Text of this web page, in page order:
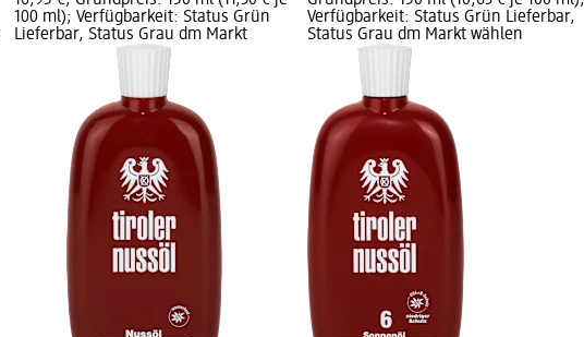
100 ml); Verfügbarkeit: Status Grün
Lieferbar, Status Grau dm Markt
Verfügbarkeit: Status Grün Lieferbar,
Status Grau dm Markt wählen